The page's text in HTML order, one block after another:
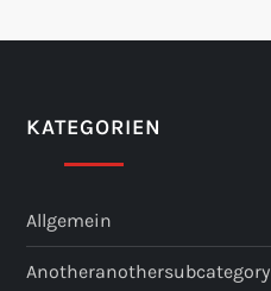
KATEGORIEN
Allgemein
Anotheranothersubcategory